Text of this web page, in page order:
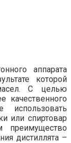
аппарата
которой
С целью
качественного
использовать
или спиртовар
дистиллята –